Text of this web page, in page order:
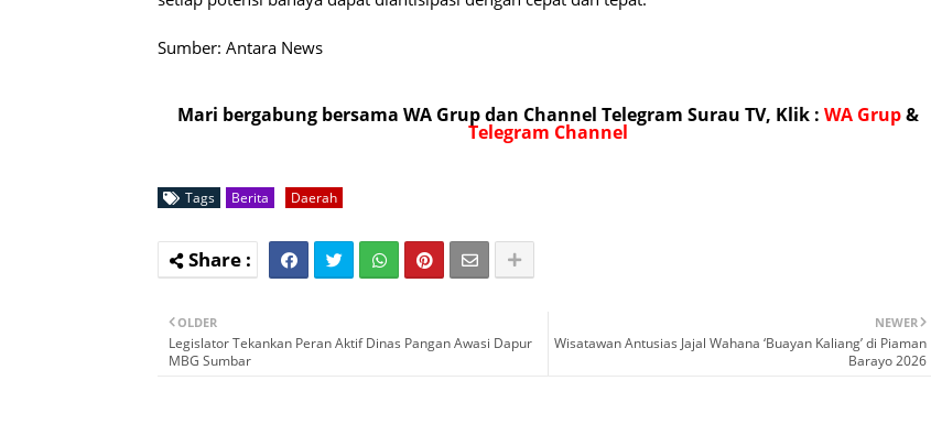
Sumber: Antara News
Mari bergabung bersama WA Grup dan Channel Telegram Surau TV, Klik : WA Grup&
Telegram Channel
Tags Berita Daerah
NEWER
Wisatawan Antusias Jajal Wahana ‘Buayan Kaliang’ di Piaman
Barayo 2026
OLDER
Legislator Tekankan Peran Aktif Dinas Pangan Awasi Dapur
MBG Sumbar